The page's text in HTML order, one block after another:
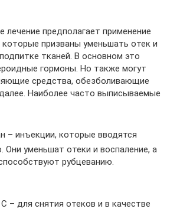
предполагает применение
которые призваны уменьшать отек и
тканей. В основном это
гормоны. Но также могут
средства, обезболивающие
Наиболее часто выписываемые
– инъекции, которые вводятся
Они уменьшат отеки и воспаление, а
рубцеванию.
– для снятия отеков и в качестве